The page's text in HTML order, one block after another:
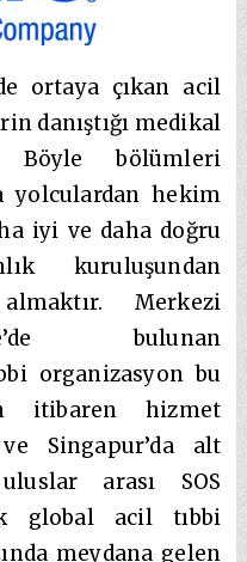
ortaya çıkan acil
danıştığı medikal
Böyle bölümleri
yolculardan hekim
iyi ve daha doğru
kuruluşundan
Merkezi
bulunan
organizasyon bu
itibaren hizmet
Singapur’da alt
arası SOS
global acil tıbbi
meydana gelen